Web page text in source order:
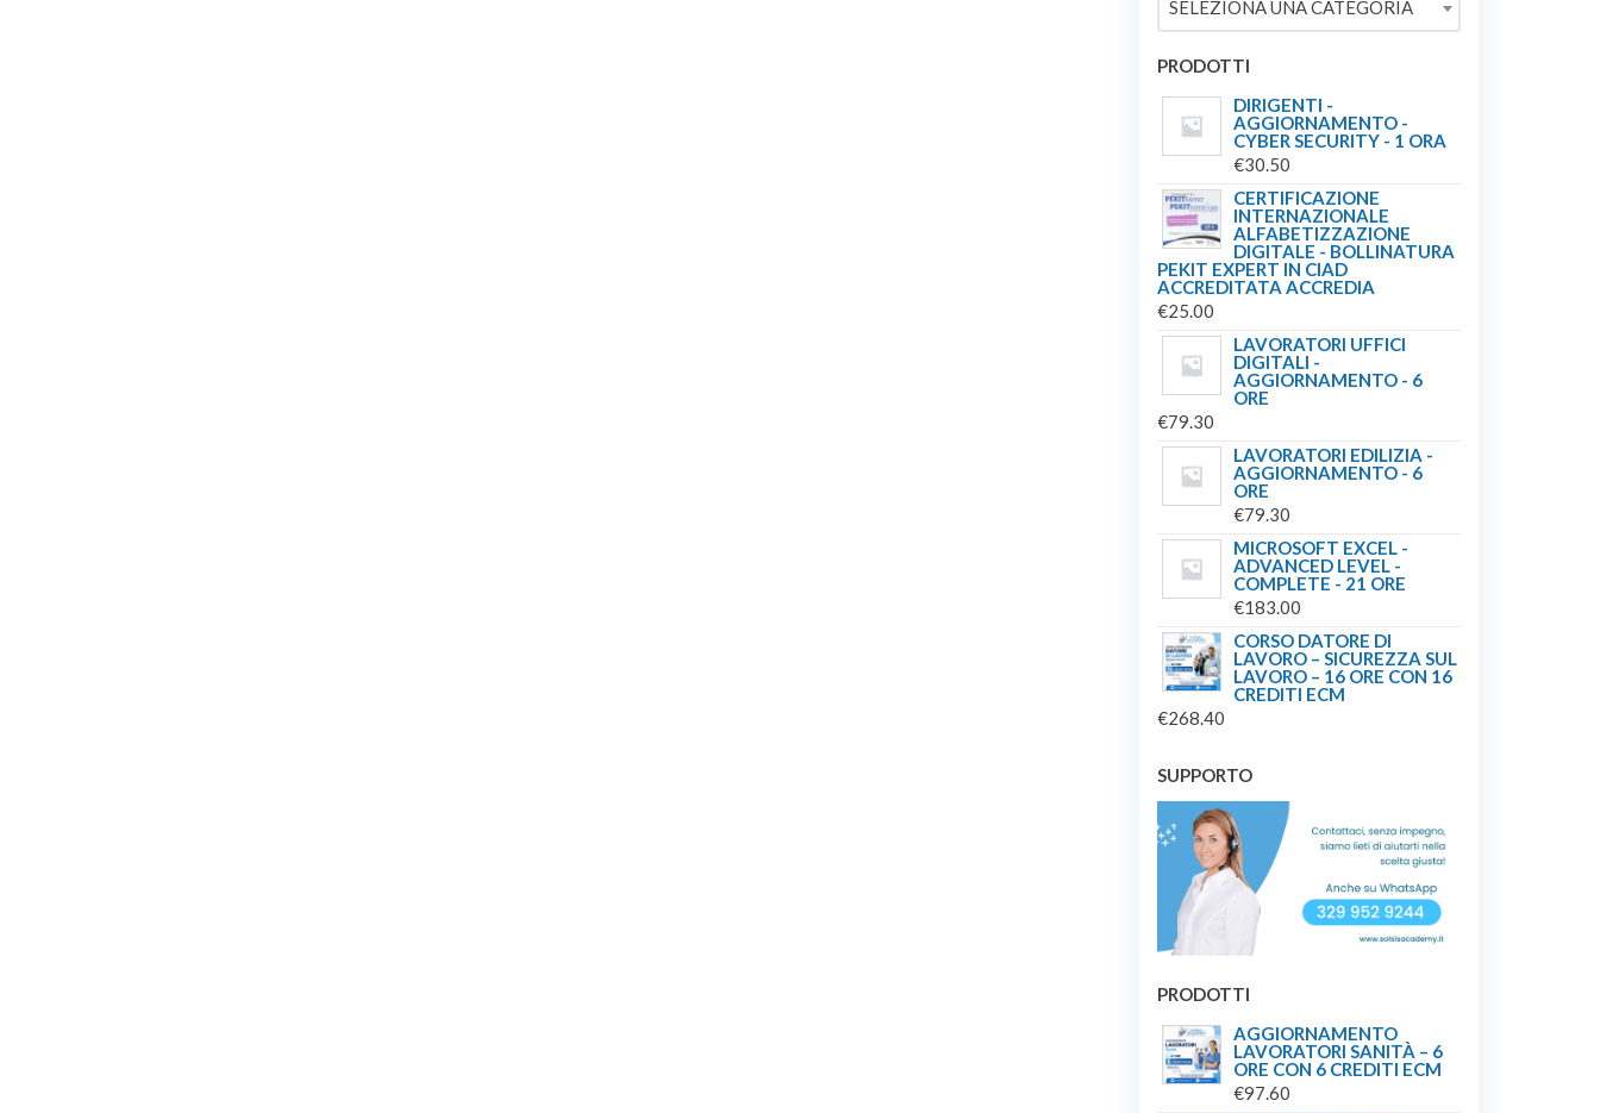
€149.00.€139.00.
SELEZIONA UNA CATEGORIA
PRODOTTI
DIRIGENTI -
AGGIORNAMENTO -
CYBER SECURITY - 1 ORA
€30.50
CERTIFICAZIONE
INTERNAZIONALE
ALFABETIZZAZIONE
DIGITALE - BOLLINATURA
PEKIT EXPERT IN CIAD
ACCREDITATA ACCREDIA
€25.00
LAVORATORI UFFICI
DIGITALI -
AGGIORNAMENTO - 6
ORE
€79.30
LAVORATORI EDILIZIA -
AGGIORNAMENTO - 6
ORE
€79.30
MICROSOFT EXCEL -
ADVANCED LEVEL -
COMPLETE - 21 ORE
€183.00
CORSO DATORE DI
LAVORO – SICUREZZA SUL
LAVORO – 16 ORE CON 16
CREDITI ECM
€268.40
SUPPORTO
PRODOTTI
AGGIORNAMENTO
LAVORATORI SANITÀ – 6
ORE CON 6 CREDITI ECM
€97.60